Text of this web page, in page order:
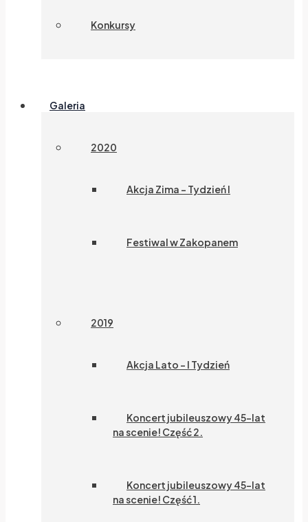
Konkursy
Galeria
2020
Akcja Zima – Tydzień I
Festiwal w Zakopanem
2019
Akcja Lato – I Tydzień
Koncert jubileuszowy 45-lat
na scenie! Część 2.
Koncert jubileuszowy 45-lat
na scenie! Część 1.